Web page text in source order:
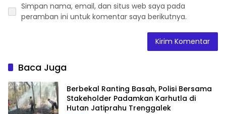
Simpan nama, email, dan situs web saya pada
peramban ini untuk komentar saya berikutnya.
Baca Juga
Berbekal Ranting Basah, Polisi Bersama
Stakeholder Padamkan Karhutla di
Hutan Jatiprahu Trenggalek